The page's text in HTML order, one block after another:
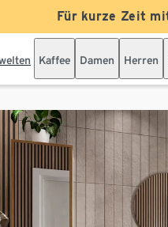
Für kurze Zeit
Kaffee Damen Herren